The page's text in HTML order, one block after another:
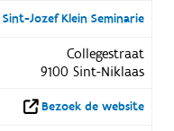
Sint-Jozef Klein Seminarie
Collegestraat
9100 Sint-Niklaas
Bezoek de website